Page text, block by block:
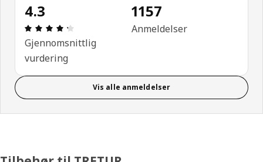
4.3
Produktomtale: 4.3 ingen kundevurdering 5
Gjennomsnittlig
vurdering
1157
Anmeldelser
Vis alle anmeldelser